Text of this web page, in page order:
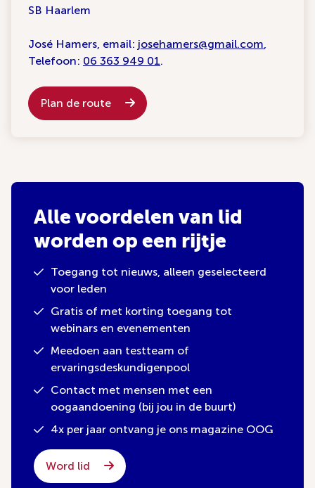
SB Haarlem
José Hamers, email: josehamers@gmail.com,
Telefoon: 06 363 949 01.
Plan de route
Alle voordelen van lid
worden op een rijtje
Toegang tot nieuws, alleen geselecteerd
voor leden
Gratis of met korting toegang tot
webinars en evenementen
Meedoen aan testteam of
ervaringsdeskundigenpool
Contact met mensen met een
oogaandoening (bij jou in de buurt)
4x per jaar ontvang je ons magazine OOG
Word lid